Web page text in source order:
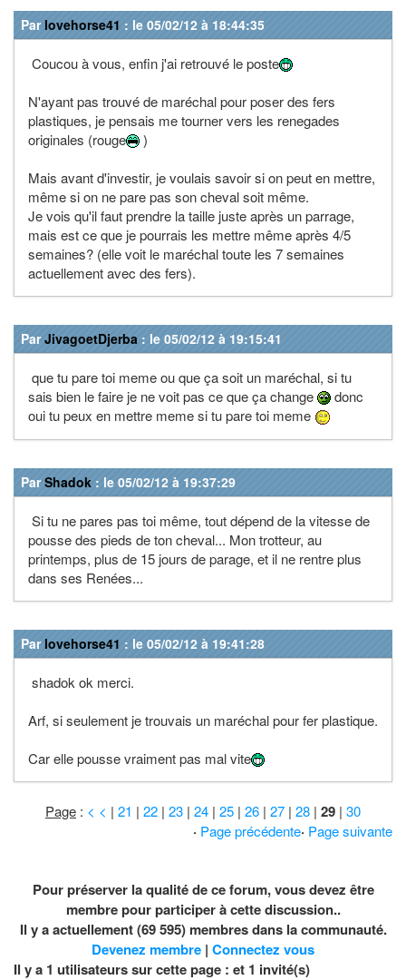
Par lovehorse41 : le 05/02/12 à 18:44:35
Coucou à vous, enfin j'ai retrouvé le poste
N'ayant pas trouvé de maréchal pour poser des fers
plastiques, je pensais me tourner vers les renegades
originales (rouge
)
Mais avant d'investir, je voulais savoir si on peut en mettre,
même si on ne pare pas son cheval soit même.
Je vois qu'il faut prendre la taille juste après un parrage,
mais est ce que je pourrais les mettre même après 4/5
semaines? (elle voit le maréchal toute les 7 semaines
actuellement avec des fers).
ParJivagoetDjerba : le 05/02/12 à 19:15:41
que tu pare toi meme ou que ça soit un maréchal, si tu
sais bien le faire je ne voit pas ce que ça change
donc
oui tu peux en mettre meme si tu pare toi meme
ParShadok : le 05/02/12 à 19:37:29
Si tu ne pares pas toi même, tout dépend de la vitesse de
pousse des pieds de ton cheval... Mon trotteur, au
printemps, plus de 15 jours de parage, et il ne rentre plus
dans ses Renées...
Par lovehorse41 : le 05/02/12 à 19:41:28
shadok ok merci.
Arf, si seulement je trouvais un maréchal pour fer plastique.
Car elle pousse vraiment pas mal vite
Page : < < | 21 | 22 | 23 | 24 | 25 | 26 | 27 | 28 | 29 | 30
· Page précédente· Page suivante
Pour préserver la qualité de ce forum, vous devez être
membre pour participer à cette discussion..
Il y a actuellement (69 595) membres dans la communauté.
Devenez membre | Connectez vous
Il y a 1 utilisateurs sur cette page : et 1 invité(s)